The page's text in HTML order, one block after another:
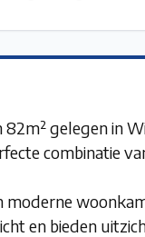
gelegen in
combinatie
en bieden